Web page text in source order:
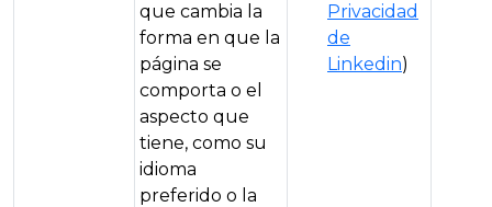
que cambia la
forma en que la
página se
comporta o el
aspecto que
tiene, como su
idioma
preferido o la
Privacidad
de
Linkedin)